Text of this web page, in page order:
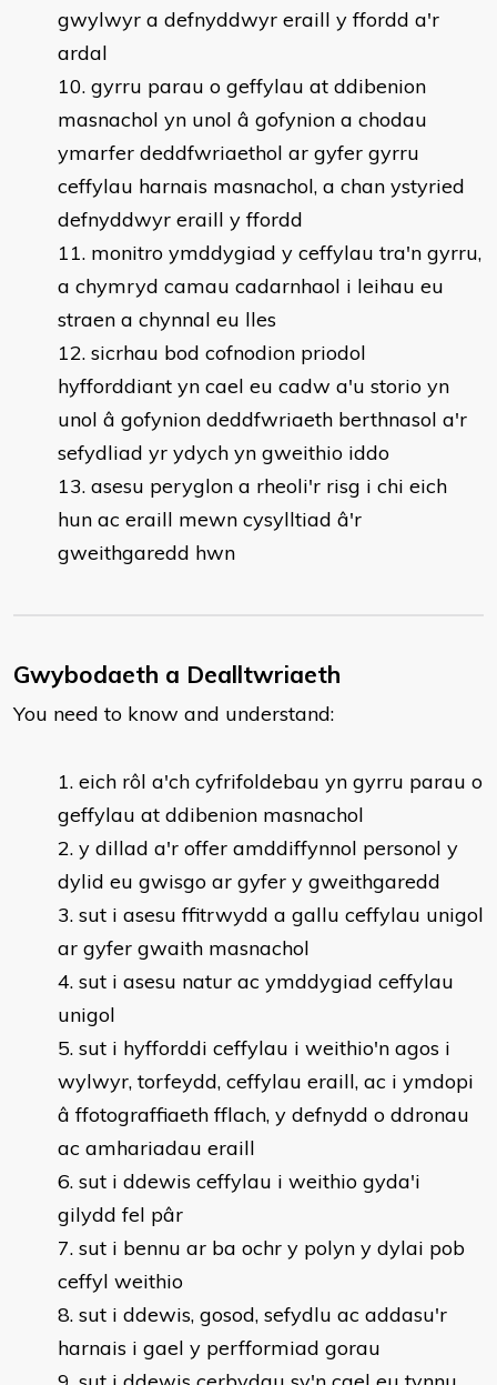
gwylwyr a defnyddwyr eraill y ffordd a'r
ardal
gyrru parau o geffylau at ddibenion
masnachol yn unol â gofynion a chodau
ymarfer deddfwriaethol ar gyfer gyrru
ceffylau harnais masnachol, a chan ystyried
defnyddwyr eraill y ffordd
monitro ymddygiad y ceffylau tra'n gyrru,
a chymryd camau cadarnhaol i leihau eu
straen a chynnal eu lles
sicrhau bod cofnodion priodol
hyfforddiant yn cael eu cadw a'u storio yn
unol â gofynion deddfwriaeth berthnasol a'r
sefydliad yr ydych yn gweithio iddo
asesu peryglon a rheoli'r risg i chi eich
hun ac eraill mewn cysylltiad â'r
gweithgaredd hwn
Gwybodaeth a Dealltwriaeth
You need to know and understand:
​eich rôl a'ch cyfrifoldebau yn gyrru parau o
geffylau at ddibenion masnachol
y dillad a'r offer amddiffynnol personol y
dylid eu gwisgo ar gyfer y gweithgaredd
sut i asesu ffitrwydd a gallu ceffylau unigol
ar gyfer gwaith masnachol
sut i asesu natur ac ymddygiad ceffylau
unigol
sut i hyfforddi ceffylau i weithio'n agos i
wylwyr, torfeydd, ceffylau eraill, ac i ymdopi
â ffotograffiaeth fflach, y defnydd o ddronau
ac amhariadau eraill
sut i ddewis ceffylau i weithio gyda'i
gilydd fel pâr
sut i bennu ar ba ochr y polyn y dylai pob
ceffyl weithio
sut i ddewis, gosod, sefydlu ac addasu'r
harnais i gael y perfformiad gorau